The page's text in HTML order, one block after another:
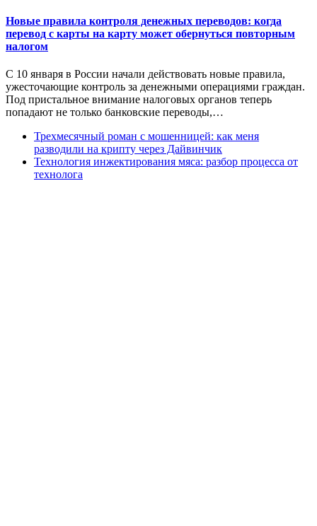
Новые правила контроля денежных переводов: когда
перевод с карты на карту может обернуться повторным
налогом
С 10 января в России начали действовать новые правила,
ужесточающие контроль за денежными операциями граждан.
Под пристальное внимание налоговых органов теперь
попадают не только банковские переводы,…
Трехмесячный роман с мошенницей: как меня
разводили на крипту через Дайвинчик
Технология инжектирования мяса: разбор процесса от
технолога